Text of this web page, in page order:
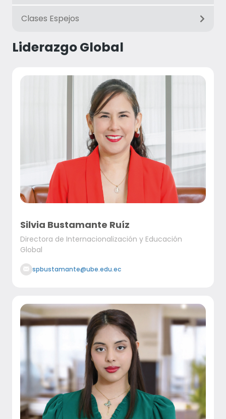
Clases Espejos
Liderazgo Global
Silvia Bustamante Ruíz
Directora de Internacionalización y Educación
Global
spbustamante@ube.edu.ec